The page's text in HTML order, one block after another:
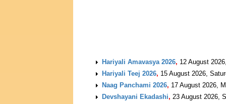
Hariyali Amavasya 2026, 12 August
Hariyali Teej 2026, 15 August 2026,
Naag Panchami 2026, 17 August 2026,
Devshayani Ekadashi, 23 August 2026,